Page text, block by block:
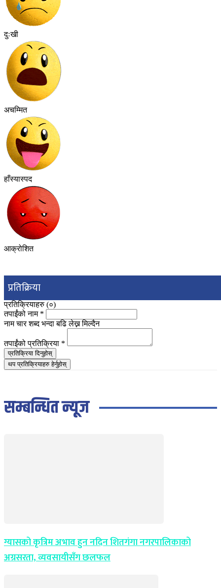
दुःखी
अचम्मित
हाँस्यास्पद
आक्रोशित
प्रतिक्रिया
प्रतिक्रियाहरु (०)
तपाईंको नाम *
नाम चार शब्द भन्दा बढि लेख्न मिल्दैन
तपाईंको प्रतिक्रिया *
प्रतिक्रिया दिनुहोस्
थप प्रतिक्रियाहरु हेर्नुहोस्
सम्बन्धित न्यूज
ग्यासको कृत्रिम अभाव हुन नदिन शितगंगा नगरपालिकाको
अग्रसरता, व्यवसायीसँग छलफल